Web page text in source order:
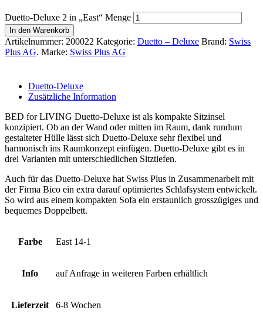
Duetto-Deluxe 2 in „East“ Menge
In den Warenkorb
Artikelnummer: 200022 Kategorie: Duetto – Deluxe Brand: Swiss
Plus AG. Marke: Swiss Plus AG
Duetto-Deluxe
Zusätzliche Information
BED for LIVING Duetto-Deluxe ist als kompakte Sitzinsel
konzipiert. Ob an der Wand oder mitten im Raum, dank rundum
gestalteter Hülle lässt sich Duetto-Deluxe sehr flexibel und
harmonisch ins Raumkonzept einfügen. Duetto-Deluxe gibt es in
drei Varianten mit unterschiedlichen Sitztiefen.
Auch für das Duetto-Deluxe hat Swiss Plus in Zusammenarbeit mit
der Firma Bico ein extra darauf optimiertes Schlafsystem entwickelt.
So wird aus einem kompakten Sofa ein erstaunlich grosszügiges und
bequemes Doppelbett.
Farbe East 14-1
Info auf Anfrage in weiteren Farben erhältlich
Lieferzeit 6-8 Wochen